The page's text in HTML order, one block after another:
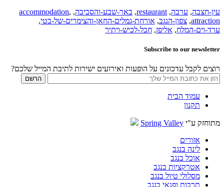
עין-חצבה, ערבה,
restaurant
, באר-שבע-והסביבה,
accommodation,
attraction
, צפון-הנגב, אורחת-גמלים-החאן-והצימרים-של-בטי,
ערד-וים-המלח, אליפז, חבל-לכיש-ויתיר
Subscribe to our newsletter
רוצים לקבל עדכונים על הופעות ואירועים ישירות לתיבת המייל שלכם?
עמוד הבית
תקנון
מתוחזק ע"י Spring Valley
אזורים
לינה בנגב
אוכל בנגב
אטרקציות בנגב
מסלולי טיול בנגב
תרבות ופנאי בנגב